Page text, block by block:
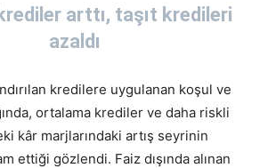
arttı, taşıt kredileri
azaldı
kredilere uygulanan koşul ve
ortalama krediler ve daha riskli
kâr marjlarındaki artış seyrinin
ettiği gözlendi. Faiz dışında alınan